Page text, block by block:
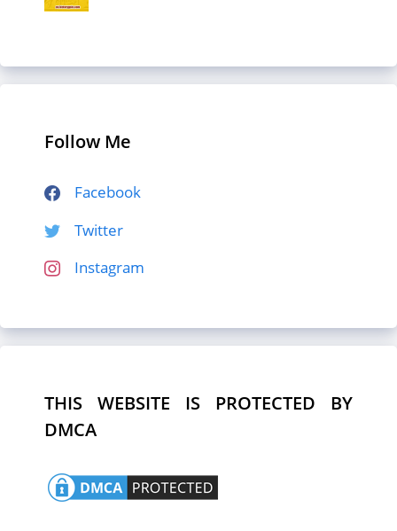
Follow Me
Facebook
Twitter
Instagram
THIS WEBSITE IS PROTECTED BY
DMCA